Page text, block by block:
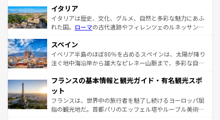
イタリア
イタリアは歴史、文化、グルメ、自然と多彩な魅力にあふ
れた国。 ローマの古代遺跡やフィレンツェのルネッサンス
ろん、トスカーナの美しい田園風景やアマルフィ海岸の絶
景など、自然景観も見逃せない。観光の合間には、本場の
ピザやパスタなど、絶品のイタリア料理を堪能することも
ませてくれるイタリアで、忘れられない旅をしてみよう！
なお、新着のイタリア情報は
しい。
スペイン
イベリア半島のほぼ80％を占めるスペインは、太陽が降り
注ぐ地中海沿岸から雄大なピレネー山脈まで、多彩な自然
文化が根付くこの国では、情熱的なフラメンコ、熱気あふ
れる闘牛、そして美味しいタパスが生活の一部となってい
る。首都マドリードの洗練された雰囲気や、バルセロナの
アートに溢れた街角から、地方では古代ローマ遺跡や中世
フランスの基本情報と観光ガイド・有名観光スポ
ット
フランスは、世界中の旅行者を魅了し続けるヨーロッパ屈
指の観光地だ。首都パリのエッフェル塔やルーブル美術館